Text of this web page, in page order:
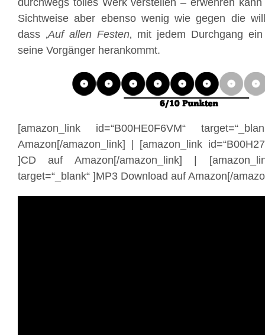
durchwegs tolles Werk verstellen – erwehren
Sichtweise aber ebenso wenig wie gegen die
dass ‚Auf allen Festen‚ mit jedem Durchgang
seine Vorgänger herankommt.
[amazon_link id=“B00HE0F6VM“
Amazon[/amazon_link] | [amazon_link
]CD auf Amazon[/amazon_link] |
target=“_blank“ ]MP3 Download auf Amazon[/